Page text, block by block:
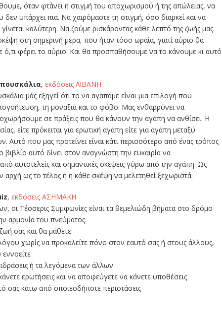
όταν φτάνει η στιγμή του αποχωρισμού ή της απώλειας, να
υπάρχει πια. Να χαιρόμαστε τη στιγμή, όσο διαρκεί και να
καλύτερη. Να ζούμε ρισκάροντας κάθε λεπτό της ζωής μας.
στη σημερινή μέρα, που ήταν τόσο ωραία, γιατί αύριο θα
φέρει το αύριο. Και θα προσπαθήσουμε να το κάνουμε κι αυτό
, εκδόσεις ΛΙΒΑΝΗ
μάς εξηγεί ότι το να αγαπάμε είναι μια επιλογή που
τη μοναξιά και το φόβο. Μας ενθαρρύνει να
σε πράξεις που θα κάνουν την αγάπη να ανθίσει. Η
είτε πρόκειται για ερωτική αγάπη είτε για αγάπη μεταξύ
που μας προτείνει είναι κάτι περισσότερο από ένας τρόπος
βιβλίο αυτό δίνει στον αναγνώστη την ευκαιρία να
αυτοτελείς και σημαντικές σκέψεις γύρω από την αγάπη. Ως
αρχή ως το τέλος ή η κάθε σκέψη να μελετηθεί ξεχωριστά.
, εκδόσεις ΑΣΗΜΑΚΗ
οι Τέσσερις Συμφωνίες είναι τα θεμελιώδη βήματα στο δρόμο
αρμονία του πνεύματος.
σας και θα μάθετε:
χωρίς να προκαλείτε πόνο στον εαυτό σας ή στους άλλους,
ή τα λεγόμενα των άλλων
ερωτήσεις και να αποφεύγετε να κάνετε υποθέσεις
σας κάτω από οποιεσδήποτε περιστάσεις